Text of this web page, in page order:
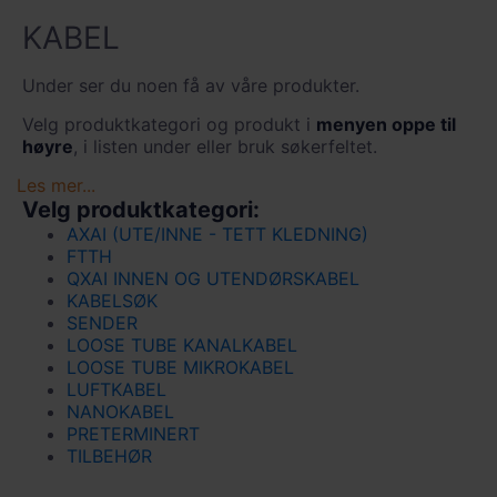
KABEL
Under ser du noen få av våre produkter.
Velg produktkategori og produkt i menyen oppe til
høyre, i listen under eller bruk søkerfeltet.
Les mer...
Velg produktkategori:
AXAI (UTE/INNE - TETT KLEDNING)
FTTH
QXAI INNEN OG UTENDØRSKABEL
KABELSØK
SENDER
LOOSE TUBE KANALKABEL
LOOSE TUBE MIKROKABEL
LUFTKABEL
NANOKABEL
PRETERMINERT
TILBEHØR